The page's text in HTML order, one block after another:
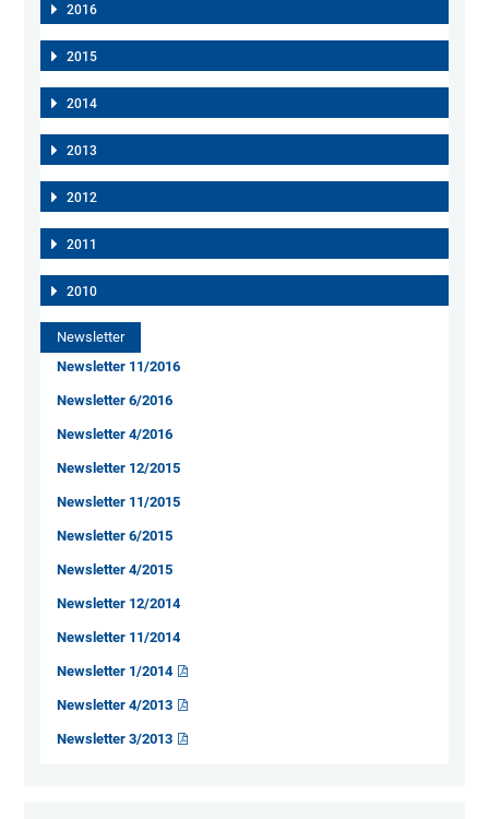
2016
2015
2014
2013
2012
2011
2010
Newsletter
Newsletter 11/2016
Newsletter 6/2016
Newsletter 4/2016
Newsletter 12/2015
Newsletter 11/2015
Newsletter 6/2015
Newsletter 4/2015
Newsletter 12/2014
Newsletter 11/2014
Newsletter 1/2014
Newsletter 4/2013
Newsletter 3/2013